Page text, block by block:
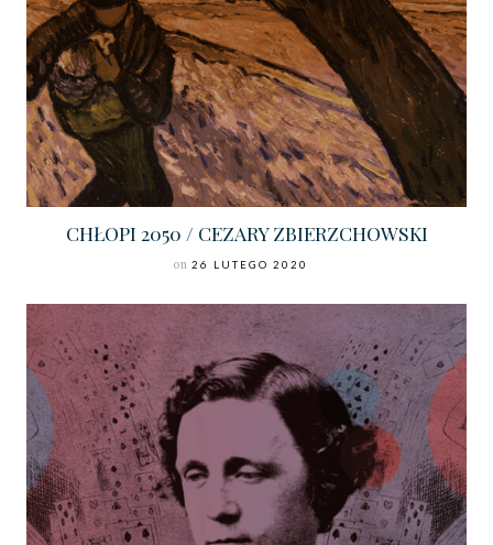
CHŁOPI 2050 / CEZARY ZBIERZCHOWSKI
on 26 LUTEGO 2020